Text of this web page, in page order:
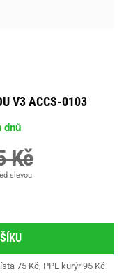
V3 ACCS-0103
dnů
Kč
slevou
75 Kč, PPL kurýr 95 Kč